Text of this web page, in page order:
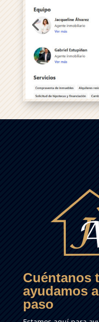
Cuéntanos
ayudamos
paso